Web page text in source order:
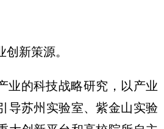
创新策源。
业的科技战略研究，以产业
导苏州实验室、紫金山实验